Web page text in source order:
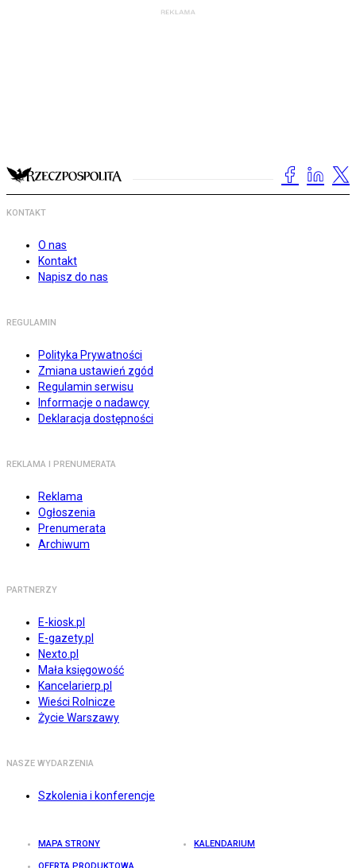
KONTAKT
O nas
Kontakt
Napisz do nas
REGULAMIN
Polityka Prywatności
Zmiana ustawień zgód
Regulamin serwisu
Informacje o nadawcy
Deklaracja dostępności
REKLAMA I PRENUMERATA
Reklama
Ogłoszenia
Prenumerata
Archiwum
PARTNERZY
E-kiosk.pl
E-gazety.pl
Nexto.pl
Mała księgowość
Kancelarierp.pl
Wieści Rolnicze
Życie Warszawy
NASZE WYDARZENIA
Szkolenia i konferencje
MAPA STRONY KALENDARIUM